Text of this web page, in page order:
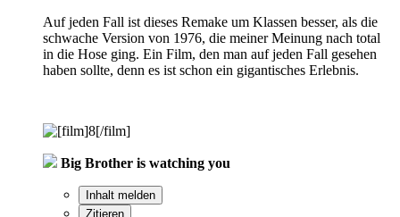
Auf jeden Fall ist dieses Remake um Klassen besser, als die
schwache Version von 1976, die meiner Meinung nach total
in die Hose ging. Ein Film, den man auf jeden Fall gesehen
haben sollte, denn es ist schon ein gigantisches Erlebnis.
Big Brother is watching you
Inhalt melden
Zitieren